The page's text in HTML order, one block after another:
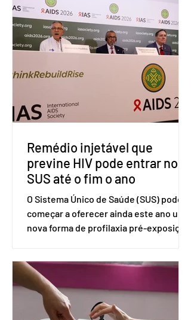
(OMC), contestando duas medidas
tarifárias adotadas pelo país norte-
americano com base na Seção 301 da
Lei de Comércio de 1974. Segundo nota
divulgada pelo Ministério das Relações
Exteriores, o Brasil considera que as
incompatíveis com as obrigações
assumidas pelos Estados Unid
Remédio injetável que
previne HIV pode entrar no
SUS até o fim o ano
O Sistema Único de Saúde (SUS) pode
começar a oferecer ainda este ano uma
nova forma de profilaxia pré-exposição
medicamento carbotegravir, que
impede a replicação do vírus de forma
prolongada e pode ser tomado a cada
dois meses. O pedido de inclusão vai